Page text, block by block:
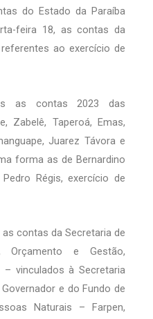
do Estado da Paraíba
feira 18, as contas da
ao exercício de
as contas 2023 das
Zabelê, Taperoá, Emas,
Juarez Távora e
forma as de Bernardino
Régis, exercício de
contas da Secretaria de
Orçamento e Gestão,
vinculados à Secretaria
e do Fundo de
Naturais – Farpen,